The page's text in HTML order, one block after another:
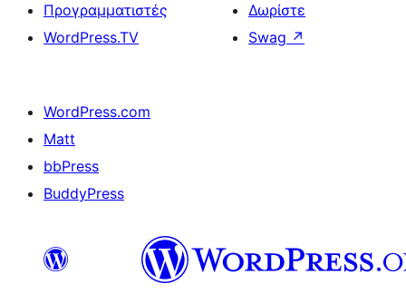
Προγραμματιστές
WordPress.TV
Δωρίστε
Swag ↗
WordPress.com
Matt
bbPress
BuddyPress